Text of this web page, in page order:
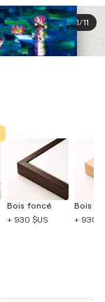
1/11
Bois foncé
+ 930 $US
Bois
+ 930